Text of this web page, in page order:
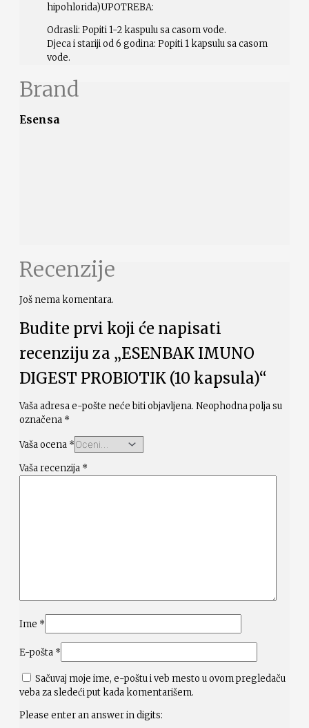
hipohlorida)UPOTREBA:
Odrasli: Popiti 1-2 kaspulu sa casom vode.
Djeca i stariji od 6 godina: Popiti 1 kapsulu sa casom
vode.
Brand
Esensa
Recenzije
Još nema komentara.
Budite prvi koji će napisati
recenziju za „ESENBAK IMUNO
DIGEST PROBIOTIK (10 kapsula)“
Vaša adresa e-pošte neće biti objavljena. Neophodna polja su
označena *
Vaša ocena *
Vaša recenzija *
Ime *
E-pošta *
Sačuvaj moje ime, e-poštu i veb mesto u ovom pregledaču
veba za sledeći put kada komentarišem.
Please enter an answer in digits: